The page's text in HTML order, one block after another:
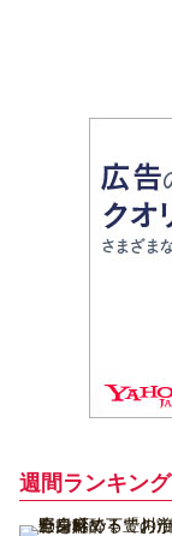
週間ランキング